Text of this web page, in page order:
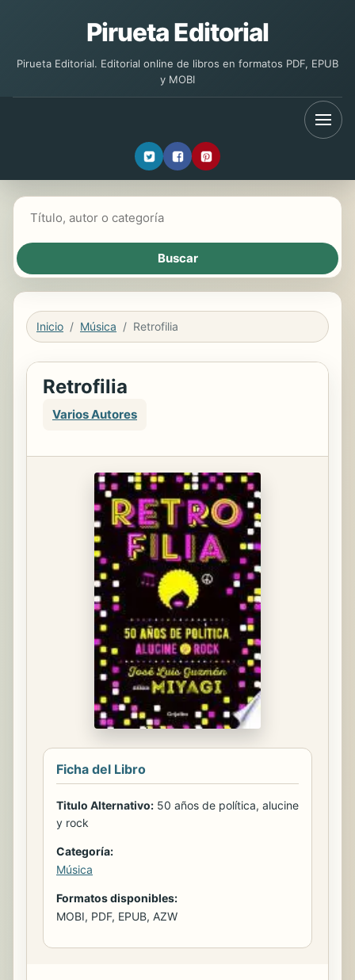
Pirueta Editorial
Pirueta Editorial. Editorial online de libros en formatos PDF, EPUB
y MOBI
Inicio Música Retrofilia
Retrofilia
Varios Autores
Ficha del Libro
Titulo Alternativo: 50 años de política, alucine
y rock
Categoría:
Música
Formatos disponibles:
MOBI, PDF, EPUB, AZW